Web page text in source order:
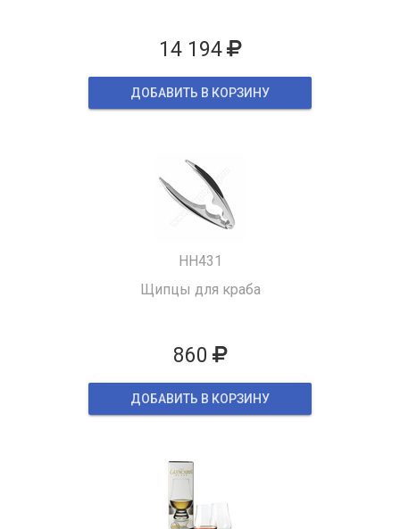
14 194
ДОБАВИТЬ В КОРЗИНУ
HH431
Щипцы для краба
860
ДОБАВИТЬ В КОРЗИНУ